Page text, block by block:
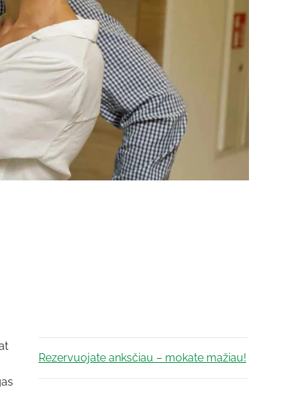
Rezervuojate anksčiau – mokate mažiau!